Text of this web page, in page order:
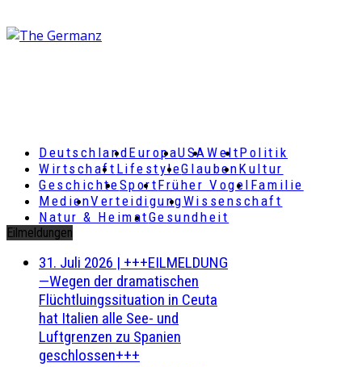
DeutschlandEuropaUSAWeltPolitik
Wirtschaft LifestyleGlaubenKultur
GeschichteSportFrüher Vogel Familie
MedienVerteidigungWissenschaft
Natur & HeimatGesundheit
Eilmeldungen
31. Juli 2026 | +++EILMELDUNG
—Wegen der dramatischen
Flüchtluingssituation in Ceuta
hat Italien alle See- und
Luftgrenzen zu Spanien
geschlossen+++